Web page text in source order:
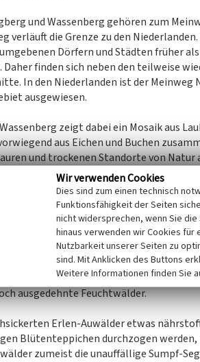
und Wassenberg gehören zum
verläuft die Grenze zu den Niederlanden.
Dörfern und Städten früher
Daher finden sich neben den teilweise
In den Niederlanden ist der Meinweg
ausgewiesen.
zeigt dabei ein Mosaik aus
aus Eichen und Buchen
und trockenen Standorte von Natur
wird die Krautschicht zumeist von
mit Fichten, Kiefern, Douglasien
allerdings vorwiegend aus Kiefern.
in dieser Region die Waldflächen der
dar, die zwischen Wassenberg-
Im Gegensatz zu den übrigen Wäldern,
den Auenlagen des Schaagbaches und
ausgedehnte Feuchtwälder.
Erlen-Auwälder etwas
Blütenteppichen durchzogen
zumeist die unauffällige Sumpf-
Wir verwenden Cookies
Dies sind zum einen technisch
Funktionsfähigkeit der Seiten
nicht widersprechen, wenn Sie
hinaus verwenden wir Cookies für
Nutzbarkeit unserer Seiten zu
sind. Mit Anklicken des Buttons
Weitere Informationen finden Sie